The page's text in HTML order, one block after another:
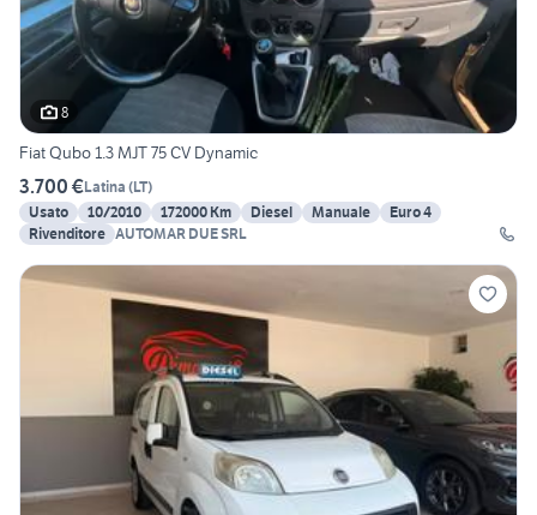
8
Fiat Qubo 1.3 MJT 75 CV Dynamic
3.700 €Latina (LT)
Usato
10/2010 172000 Km Diesel Manuale
Euro 4
Rivenditore AUTOMAR DUE SRL